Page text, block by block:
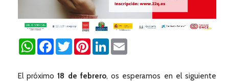
WhatsAppFacebookTwitterPinterestLinkedIn
El próximo18 de febrero, os esperamos en el siguiente